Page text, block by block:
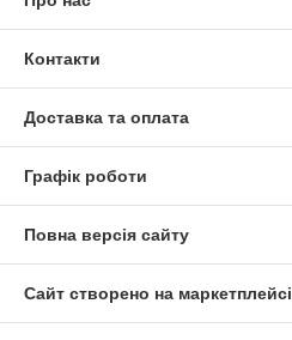
Контакти
Доставка та оплата
Графік роботи
Повна версія сайту
Сайт створено на маркетплейсі